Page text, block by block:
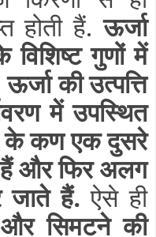
होती हैं.ऊर्जा
विशिष्ट गुणों में
ऊर्जा की उत्पत्ति
में उपस्थित
कण एक दुसरे
और फिर अलग
जाते हैं. ऐसे ही
सिमटने की